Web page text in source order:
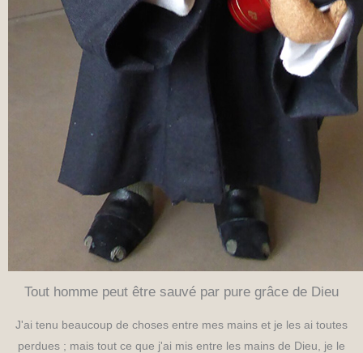
Tout homme peut être sauvé par pure grâce de Dieu
J'ai tenu beaucoup de choses entre mes mains et je les ai toutes
perdues ; mais tout ce que j'ai mis entre les mains de Dieu, je le